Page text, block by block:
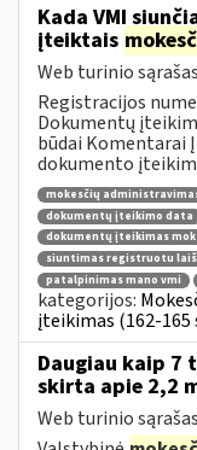
Kada VMI
įteiktais
Web turinio sąrašas
Registracijos
Dokumentų
būdai Komentarai
dokumento
mokesčių
dokumentų įteikimo data
dokumentų įteikimas
siuntimas registruotu
patalpinimas mano vmi
kategorijos:
įteikimas (162-165
Daugiau kaip
skirta apie 2,2
Web turinio sąrašas